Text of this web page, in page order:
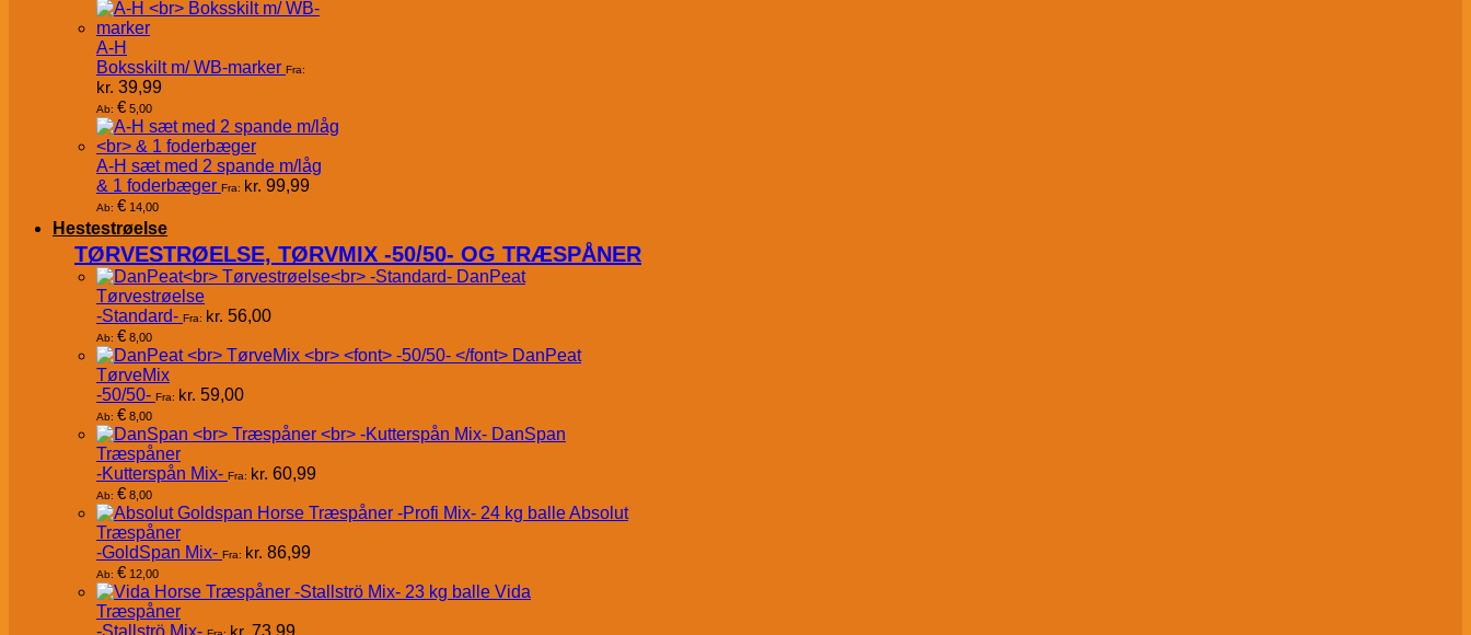
A-H
Boksskilt m/ WB-marker Fra:
kr. 39,99
Ab: € 5,00
A-H sæt med 2 spande m/låg
& 1 foderbæger Fra: kr. 99,99
Ab: € 14,00
Hestestrøelse
TØRVESTRØELSE, TØRVMIX -50/50- OG TRÆSPÅNER
DanPeat
Tørvestrøelse
-Standard- Fra: kr. 56,00
Ab: € 8,00
DanPeat
TørveMix
-50/50- Fra: kr. 59,00
Ab: € 8,00
DanSpan
Træspåner
-Kutterspån Mix- Fra: kr. 60,99
Ab: € 8,00
Absolut
Træspåner
-GoldSpan Mix- Fra: kr. 86,99
Ab: € 12,00
Vida
Træspåner